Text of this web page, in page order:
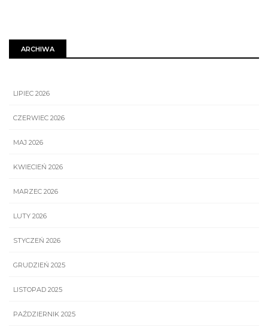
ARCHIWA
LIPIEC 2026
CZERWIEC 2026
MAJ 2026
KWIECIEŃ 2026
MARZEC 2026
LUTY 2026
STYCZEŃ 2026
GRUDZIEŃ 2025
LISTOPAD 2025
PAŹDZIERNIK 2025